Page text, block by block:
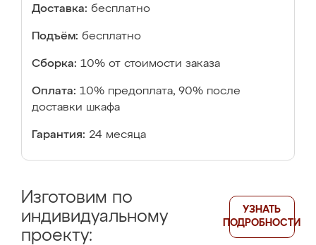
Доставка: бесплатно
Подъём: бесплатно
Сборка: 10% от стоимости заказа
Оплата: 10% предоплата, 90% после
доставки шкафа
Гарантия: 24 месяца
Изготовим по
индивидуальному
проекту:
УЗНАТЬ
ПОДРОБНОСТИ